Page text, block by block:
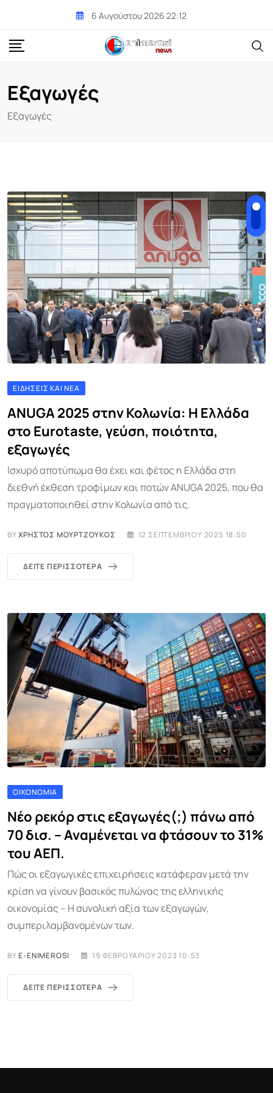
content
6 Αυγούστου 2026 22:12
Εξαγωγές
Εξαγωγές
ΕΙΔΉΣΕΙΣ ΚΑΙ ΝΈΑ
ANUGA 2025 στην Κολωνία: Η Ελλάδα
στο Eurotaste, γεύση, ποιότητα,
εξαγωγές
Ισχυρό αποτύπωμα θα έχει και φέτος η Ελλάδα στη
διεθνή έκθεση τροφίμων και ποτών ANUGA 2025, που θα
πραγματοποιηθεί στην Κολωνία από τις.
BYΧΡΉΣΤΟΣ ΜΟΥΡΤΖΟΎΚΟΣ 12 ΣΕΠΤΕΜΒΡΊΟΥ 2025 18:50
ΔΕΊΤΕ ΠΕΡΙΣΣΌΤΕΡΑ
ΟΙΚΟΝΟΜΊΑ
Νέο ρεκόρ στις εξαγωγές(;) πάνω από
70 δισ. – Αναμένεται να φτάσουν το 31%
του ΑΕΠ.
Πώς οι εξαγωγικές επιχειρήσεις κατάφεραν μετά την
κρίση να γίνουν βασικός πυλώνας της ελληνικής
οικονομίας – Η συνολική αξία των εξαγωγών,
συμπεριλαμβανομένων των.
BYE-ENIMEROSI 19 ΦΕΒΡΟΥΑΡΊΟΥ 2023 10:53
ΔΕΊΤΕ ΠΕΡΙΣΣΌΤΕΡΑ